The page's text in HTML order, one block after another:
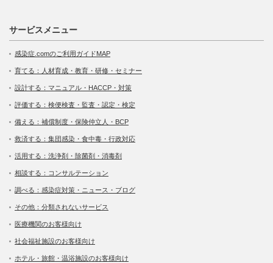
サービスメニュー
感染症.comのご利用ガイドMAP
育てる：人材育成・教育・研修・セミナー
設計する：マニュアル・HACCP・対策
評価する：検便検査・監査・認定・検定
備える：補償制度・保険仲立人・BCP
救済する：集団感染・食中毒・行政対応
活用する：洗浄剤・除菌剤・消毒剤
相談する：コンサルテーション
調べる：感染症対策・ニュース・ブログ
その他：分類されないサービス
医療機関のお客様向け
社会福祉施設のお客様向け
ホテル・旅館・温浴施設のお客様向け